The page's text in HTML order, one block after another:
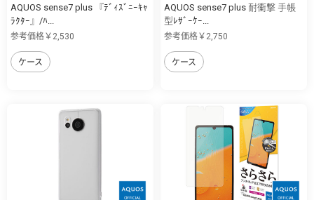
AQUOS sense7 plus 『ﾃﾞｨｽﾞﾆｰｷｬ
ﾗｸﾀｰ』/ﾊ...
参考価格￥2,530
ケース
AQUOS sense7 plus 耐衝撃 手帳
型ﾚｻﾞｰｹｰ...
参考価格￥2,750
ケース